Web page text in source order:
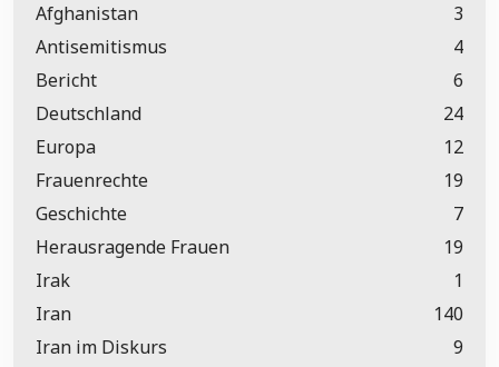
Afghanistan
3
Antisemitismus
4
Bericht
6
Deutschland
24
Europa
12
Frauenrechte
19
Geschichte
7
Herausragende Frauen
19
Irak
1
Iran
140
Iran im Diskurs
9